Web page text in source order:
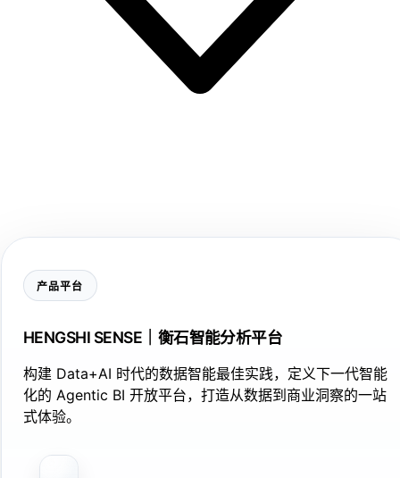
产品平台
HENGSHI SENSE｜衡石智能分析平台
构建 Data+AI 时代的数据智能最佳实践，定义下一代智能
化的 Agentic BI 开放平台，打造从数据到商业洞察的一站
式体验。